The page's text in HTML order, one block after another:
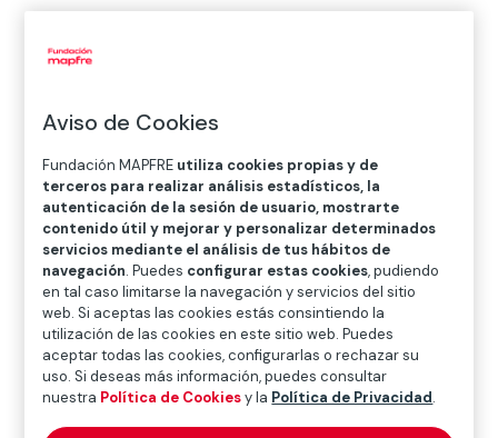
H
J K
O
P Q R S T
U
V
W X Y Z
Diccionario de seguros
sistema tributario
(tax system)
Aviso de Cookies
Fundación MAPFRE utiliza cookies propias y de
terceros para realizar análisis estadísticos, la
autenticación de la sesión de usuario, mostrarte
contenido útil y mejorar y personalizar determinados
servicios mediante el análisis de tus hábitos de
navegación. Puedes configurar estas cookies, pudiendo
en tal caso limitarse la navegación y servicios del sitio
web. Si aceptas las cookies estás consintiendo la
utilización de las cookies en este sitio web. Puedes
aceptar todas las cookies, configurarlas o rechazar su
uso. Si deseas más información, puedes consultar
nuestra Política de Cookiesy la Política de Privacidad.